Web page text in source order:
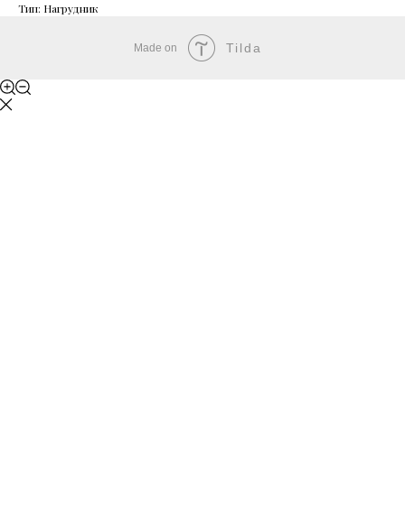
Тип: Нагрудник
Made on Tilda